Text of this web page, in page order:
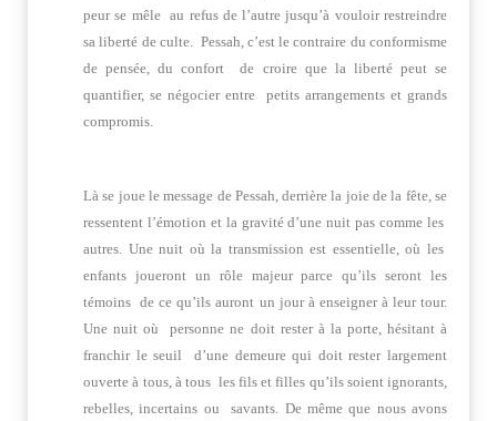
peur se mêle au refus de l’autre jusqu’à vouloir restreindre
sa liberté de culte. Pessah, c’est le contraire du conformisme
de pensée, du confort de croire que la liberté peut se
quantifier, se négocier entre petits arrangements et grands
compromis.
Là se joue le message de Pessah, derrière la joie de la fête, se
ressentent l’émotion et la gravité d’une nuit pas comme les
autres. Une nuit où la transmission est essentielle, où les
enfants joueront un rôle majeur parce qu’ils seront les
témoins de ce qu’ils auront un jour à enseigner à leur tour.
Une nuit où personne ne doit rester à la porte, hésitant à
franchir le seuil d’une demeure qui doit rester largement
ouverte à tous, à tous les fils et filles qu’ils soient ignorants,
rebelles, incertains ou savants. De même que nous avons